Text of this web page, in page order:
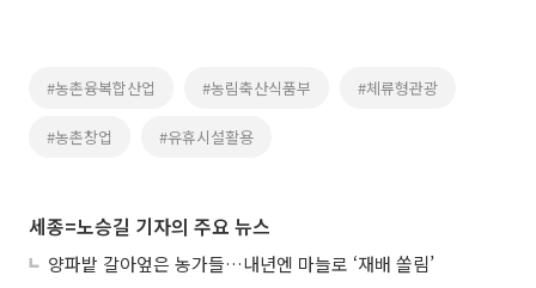
#농촌융복합산업 #농림축산식품부 #체류형관광
#농촌창업 #유휴시설활용
세종=노승길 기자의 주요 뉴스
양파밭 갈아엎은 농가들…내년엔 마늘로 ‘재배 쏠림’